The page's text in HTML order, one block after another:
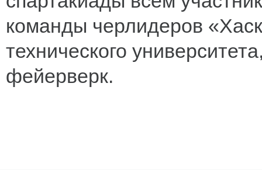
команды черлидеров
технического
фейерверк.